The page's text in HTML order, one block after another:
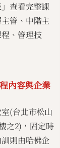
查看完整課
管、中階主
、管理技
內容與企業
(台北市松山
之2)，固定時
則由哈佛企